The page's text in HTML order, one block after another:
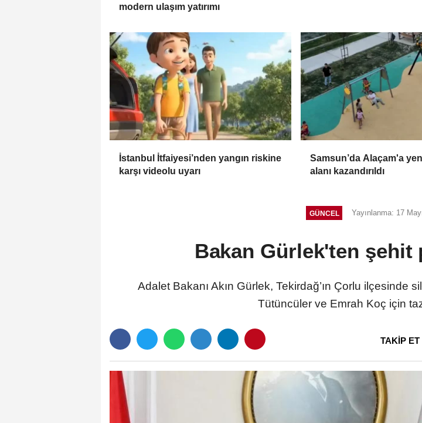
modern ulaşım yatırımı
İstanbul İtfaiyesi’nden yangın riskine
karşı videolu uyarı
Samsun’da Alaçam'a
alanı kazandırıldı
GÜNCEL Yayınlanma: 17
Bakan Gürlek'ten
Adalet Bakanı Akın Gürlek, Tekirdağ’ın Çorlu ilçesinde
Tütüncüler ve Emrah Koç için
TAKİP ET